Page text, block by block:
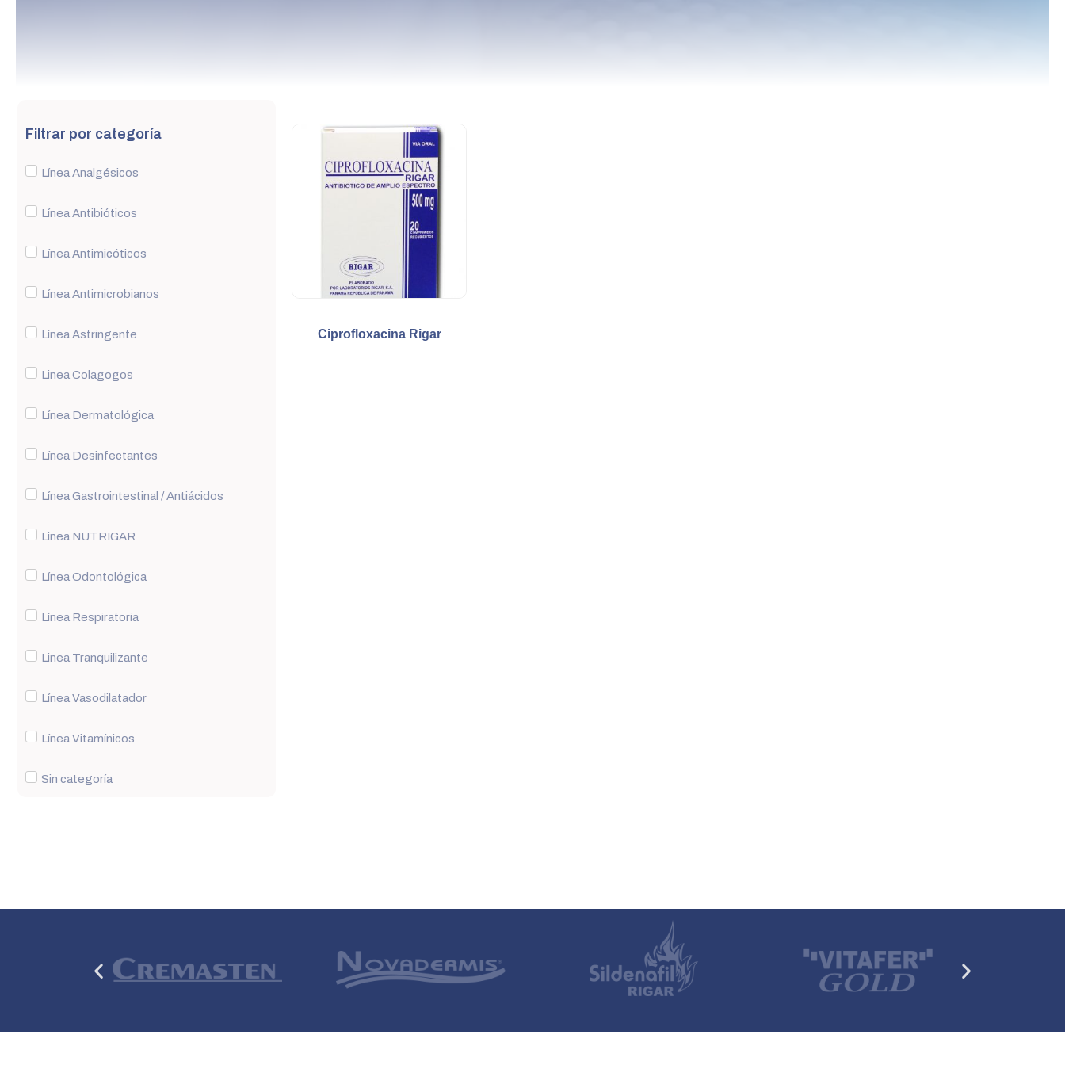
Filtrar por categoría
Línea Analgésicos
Línea Antibióticos
Línea Antimicóticos
Línea Antimicrobianos
Línea Astringente
Linea Colagogos
Línea Dermatológica
Línea Desinfectantes
Línea Gastrointestinal / Antiácidos
Linea NUTRIGAR
Línea Odontológica
Línea Respiratoria
Linea Tranquilizante
Línea Vasodilatador
Línea Vitamínicos
Sin categoría
Ciprofloxacina Rigar
Anterior Siguiente